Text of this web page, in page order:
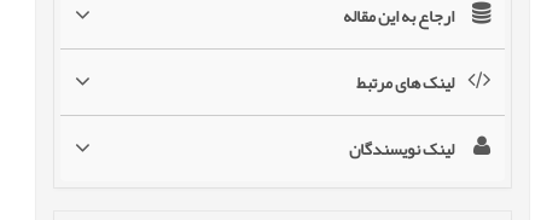
ارجاع به این مقاله
لینک های مرتبط
لینک نویسندگان